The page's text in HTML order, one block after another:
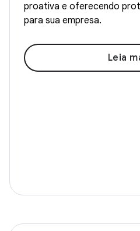
proativa e oferecendo
para sua empresa.
Leia